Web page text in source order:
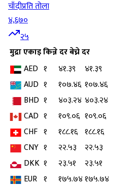
चाँदीप्रति तोला
४,६७०
२५
मुद्राएकाइकिन्ने दरबेच्ने दर
AED १ ४१.३९
४१.३९
AUD १ १०७.४६ १०७.४६
BHD १ ४०३.२४ ४०३.२४
CAD १ १०९.०६ १०९.०६
CHF १ १८८.१६ १८८.१६
CNY १ २२.५३
२२.५३
DKK १ २३.५१
२३.५१
EUR १ १७५.७४१७५.७४